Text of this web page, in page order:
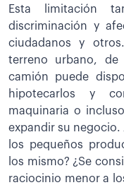
Esta limitación
discriminación y
ciudadanos y
terreno urbano,
camión puede
hipotecarlos y
maquinaria o
expandir su negocio.
los pequeños
los mismo? ¿Se
raciocinio menor a